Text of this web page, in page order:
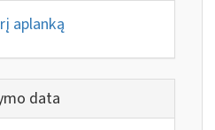
aplanką
data